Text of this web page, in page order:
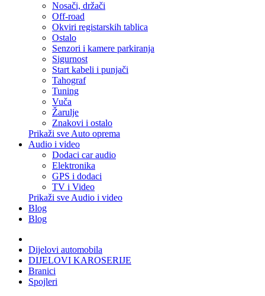
Nosači, držači
Off-road
Okviri registarskih tablica
Ostalo
Senzori i kamere parkiranja
Sigurnost
Start kabeli i punjači
Tahograf
Tuning
Vuča
Žarulje
Znakovi i ostalo
Prikaži sve Auto oprema
Audio i video
Dodaci car audio
Elektronika
GPS i dodaci
TV i Video
Prikaži sve Audio i video
Blog
Blog
Dijelovi automobila
DIJELOVI KAROSERIJE
Branici
Spojleri